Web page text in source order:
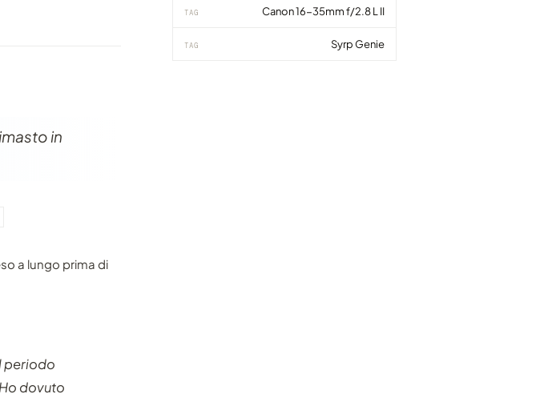
in
a lungo prima di
periodo
dovuto
TAG Canon 16-35mm f/2.8 L II
TAG Syrp Genie